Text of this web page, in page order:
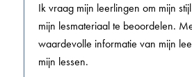
Ik vraag mijn leerlingen om mijn
mijn lesmateriaal te beoordelen.
waardevolle informatie van mijn
mijn lessen.